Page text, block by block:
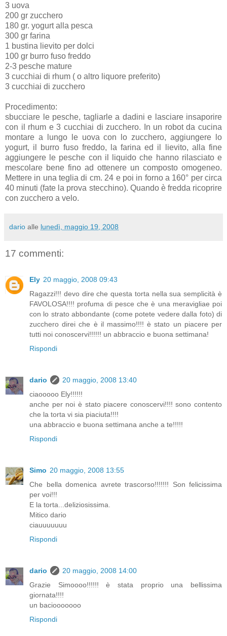
3 uova
200 gr zucchero
180 gr. yogurt alla pesca
300 gr farina
1 bustina lievito per dolci
100 gr burro fuso freddo
2-3 pesche mature
3 cucchiai di rhum ( o altro liquore preferito)
3 cucchiai di zucchero
Procedimento:
sbucciare le pesche, tagliarle a dadini e lasciare insaporire
con il rhum e 3 cucchiai di zucchero. In un robot da cucina
montare a lungo le uova con lo zucchero, aggiungere lo
yogurt, il burro fuso freddo, la farina ed il lievito, alla fine
aggiungere le pesche con il liquido che hanno rilasciato e
mescolare bene fino ad ottenere un composto omogeneo.
Mettere in una teglia di cm. 24 e poi in forno a 160° per circa
40 minuti (fate la prova stecchino). Quando è fredda ricoprire
con zucchero a velo.
dario alle lunedì, maggio 19, 2008
17 commenti:
Ely 20 maggio, 2008 09:43
Ragazzi!!! devo dire che questa torta nella sua semplicità è
FAVOLOSA!!!! profuma di pesce che è una meravigliae poi
con lo strato abbondante (come potete vedere dalla foto) di
zucchero direi che è il massimo!!!! è stato un piacere per
tutti noi conoscervi!!!!!! un abbraccio e buona settimana!
Rispondi
dario
20 maggio, 2008 13:40
ciaooooo Ely!!!!!!
anche per noi è stato piacere conoscervi!!!! sono contento
che la torta vi sia piaciuta!!!!
una abbraccio e buona settimana anche a te!!!!!
Rispondi
Simo 20 maggio, 2008 13:55
Che bella domenica avrete trascorso!!!!!!! Son felicissima
per voi!!!
E la torta...deliziosissima.
Mitico dario
ciauuuuuuu
Rispondi
dario
20 maggio, 2008 14:00
Grazie Simoooo!!!!!! è stata proprio una bellissima
giornata!!!!
un baciooooooo
Rispondi